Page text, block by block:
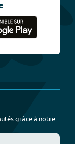
grâce à notre